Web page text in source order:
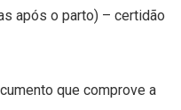
após o parto) – certidão
que comprove a